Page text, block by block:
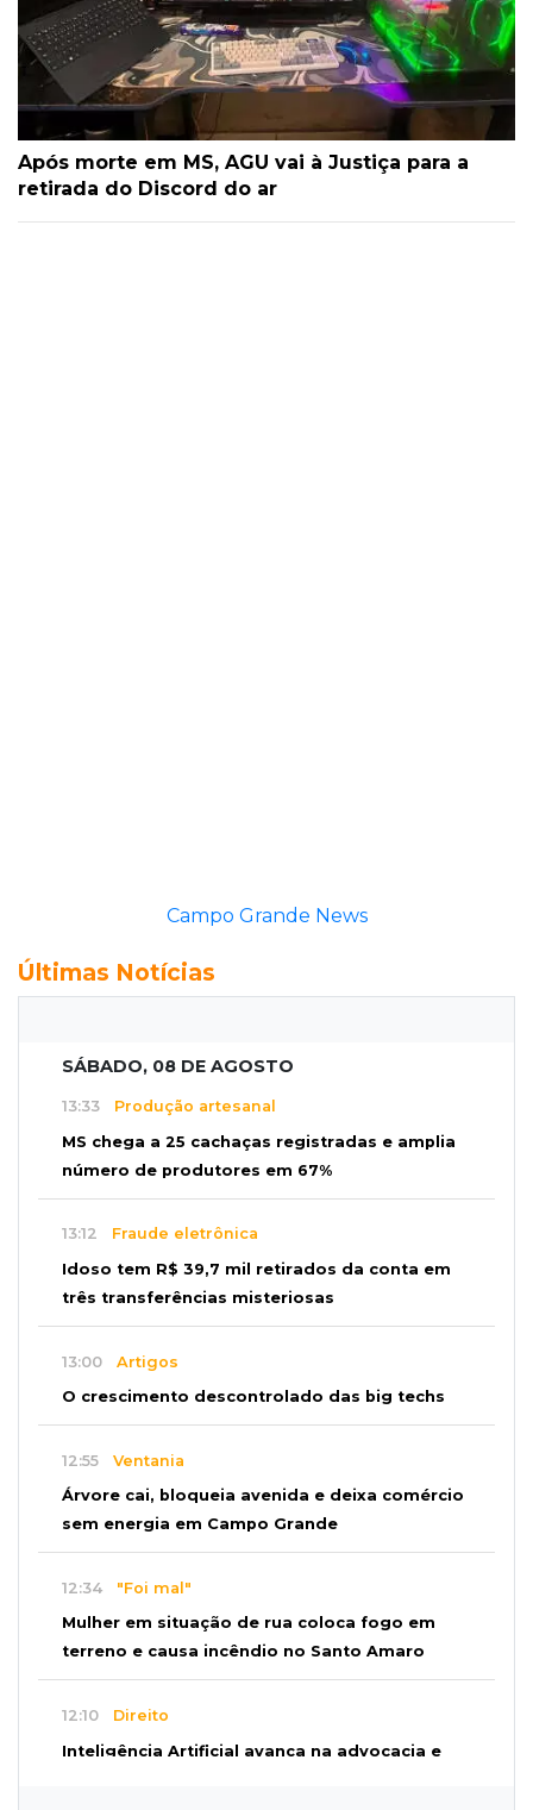
Após morte em MS, AGU vai à Justiça para a
retirada do Discord do ar
Campo Grande News
Últimas Notícias
SÁBADO, 08 DE AGOSTO
13:33 Produção artesanal
MS chega a 25 cachaças registradas e amplia
número de produtores em 67%
13:12 Fraude eletrônica
Idoso tem R$ 39,7 mil retirados da conta em
três transferências misteriosas
13:00 Artigos
O crescimento descontrolado das big techs
12:55 Ventania
Árvore cai, bloqueia avenida e deixa comércio
sem energia em Campo Grande
12:34 "Foi mal"
Mulher em situação de rua coloca fogo em
terreno e causa incêndio no Santo Amaro
12:10 Direito
Inteligência Artificial avança na advocacia e